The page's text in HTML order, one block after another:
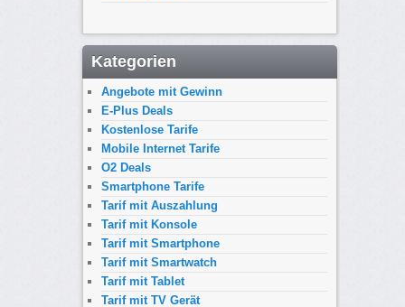
Kategorien
Angebote mit Gewinn
E-Plus Deals
Kostenlose Tarife
Mobile Internet Tarife
O2 Deals
Smartphone Tarife
Tarif mit Auszahlung
Tarif mit Konsole
Tarif mit Smartphone
Tarif mit Smartwatch
Tarif mit Tablet
Tarif mit TV Gerät